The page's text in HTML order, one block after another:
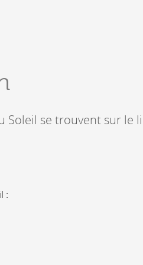
flore
Soleil se trouvent sur le
: